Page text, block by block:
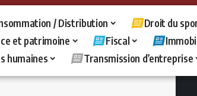
/ Distribution
Droit du
et patrimoine Fiscal
humaines Transmission d’entreprise